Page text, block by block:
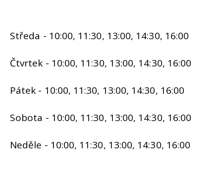
Středa - 10:00, 11:30, 13:00, 14:30, 16:00
Čtvrtek - 10:00, 11:30, 13:00, 14:30, 16:00
Pátek - 10:00, 11:30, 13:00, 14:30, 16:00
Sobota - 10:00, 11:30, 13:00, 14:30, 16:00
Neděle - 10:00, 11:30, 13:00, 14:30, 16:00